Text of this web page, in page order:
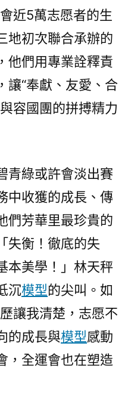
近5萬志愿者的生
初次聯合承辦的
，他們用專業詮釋責
讓“奉獻、友愛、合
容國團的拼搏精力
青綠或許會淡出賽
中收獲的成長、傳
們芳華里最珍貴的
失衡！徹底的失
本美學！」林天秤
沉模型的尖叫。如
讓我清楚，志愿不
的成長與模型感動
全運會也在塑造